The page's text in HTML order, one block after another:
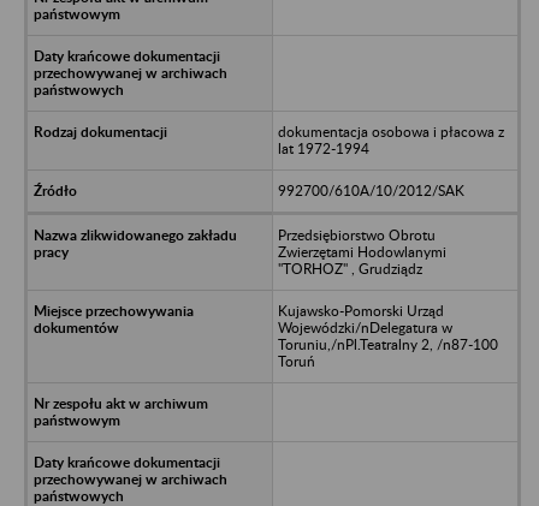
dokumentacja osobowa i płacowa z
lat 1972-1994
992700/610A/10/2012/SAK
Przedsiębiorstwo Obrotu
Zwierzętami Hodowlanymi
"TORHOZ" , Grudziądz
Kujawsko-Pomorski Urząd
Wojewódzki/nDelegatura w
Toruniu,/nPl.Teatralny 2, /n87-100
Toruń